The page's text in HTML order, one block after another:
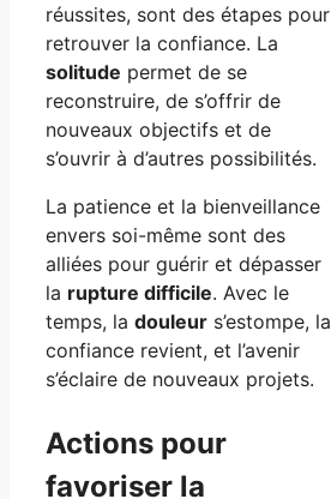
réussites, sont des étapes pour
retrouver la confiance. La
solitude permet de se
reconstruire, de s’offrir de
nouveaux objectifs et de
s’ouvrir à d’autres possibilités.
La patience et la bienveillance
envers soi-même sont des
alliées pour guérir et dépasser
la rupture difficile. Avec le
temps, la douleur s’estompe, la
confiance revient, et l’avenir
s’éclaire de nouveaux projets.
Actions pour
favoriser la